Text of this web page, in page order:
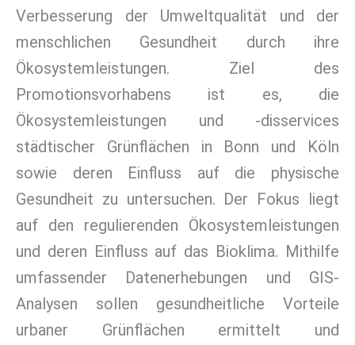
Verbesserung der Umweltqualität und der
menschlichen Gesundheit durch ihre
Ökosystemleistungen. Ziel des
Promotionsvorhabens ist es, die
Ökosystemleistungen und -disservices
städtischer Grünflächen in Bonn und Köln
sowie deren Einfluss auf die physische
Gesundheit zu untersuchen. Der Fokus liegt
auf den regulierenden Ökosystemleistungen
und deren Einfluss auf das Bioklima. Mithilfe
umfassender Datenerhebungen und GIS-
Analysen sollen gesundheitliche Vorteile
urbaner Grünflächen ermittelt und